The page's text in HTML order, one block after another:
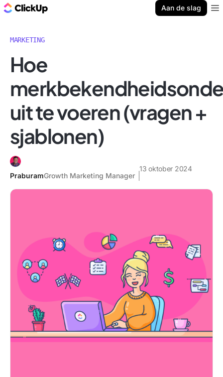
Aan de slag
MARKETING
Hoe
uit te voeren (vragen +
sjablonen)
PraburamGrowth Marketing Manager
13 oktober 2024